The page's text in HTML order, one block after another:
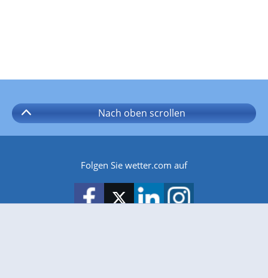
Nach oben scrollen
Folgen Sie wetter.com auf